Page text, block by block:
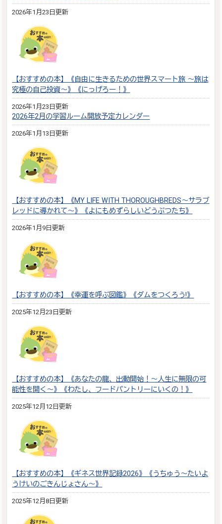
2026年1月23日更新
【おすすめの本】《自由に生きるための世界スマート旅 ～旅は
究極の自己投資～》《にっげろー！》
2026年1月23日更新
2026年2月の学習ルーム開放予定カレンダー
2026年1月13日更新
【おすすめの本】《MY LIFE WITH THOROUGHBREDS～サラブ
レッドに導かれて～》《よにもめずらしいどうぶつたち》
2026年1月9日更新
【おすすめの本】《幸運を呼ぶ図鑑》《ダムをつくろう!》
2025年12月23日更新
【おすすめの本】《あなたの龍、出動開始！～人生に無限の可
能性を開く～》《わたし、フードパントリーにいくの！》
2025年12月12日更新
【おすすめの本】《ギネス世界記録2026》《うちゅう～たいよ
うけいのごきんじょさん～》
2025年12月8日更新